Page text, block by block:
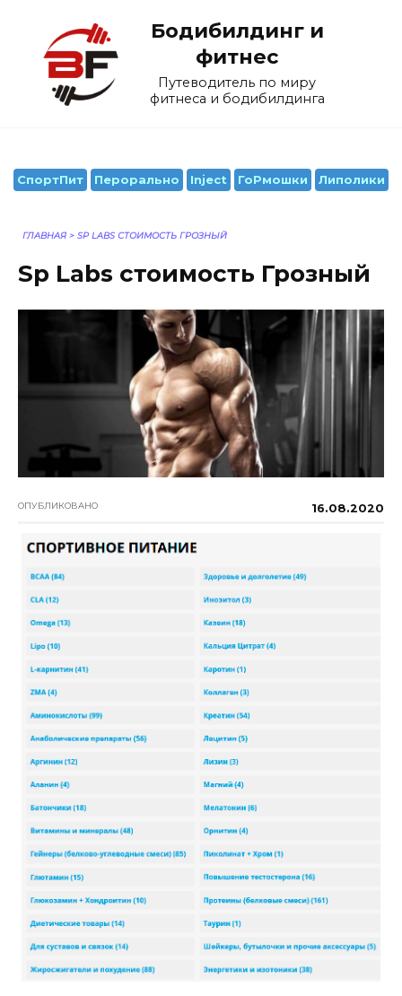
содержанию
Бодибилдинг и
фитнес
Путеводитель по миру
фитнеса и бодибилдинга
СпортПит Перорально Inject ГоРмошки Липолики
ГЛАВНАЯ > SP LABS СТОИМОСТЬ ГРОЗНЫЙ
Sp Labs стоимость Грозный
ОПУБЛИКОВАНО 16.08.2020